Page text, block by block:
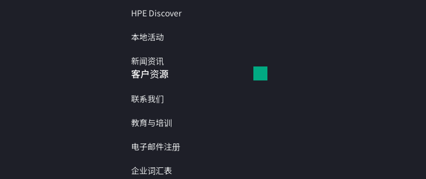
HPE Discover
本地活动
新闻资讯
客户资源
联系我们
教育与培训
电子邮件注册
企业词汇表